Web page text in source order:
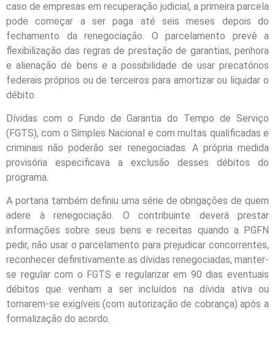
caso de empresas em recuperação judicial, a primeira parcela
pode começar a ser paga até seis meses depois do
fechamento da renegociação. O parcelamento prevê a
flexibilização das regras de prestação de garantias, penhora
e alienação de bens e a possibilidade de usar precatórios
federais próprios ou de terceiros para amortizar ou liquidar o
débito.
Dívidas com o Fundo de Garantia do Tempo de Serviço
(FGTS), com o Simples Nacional e com multas qualificadas e
criminais não poderão ser renegociadas. A própria medida
provisória especificava a exclusão desses débitos do
programa.
A portaria também definiu uma série de obrigações de quem
adere à renegociação. O contribuinte deverá prestar
informações sobre seus bens e receitas quando a PGFN
pedir, não usar o parcelamento para prejudicar concorrentes,
reconhecer definitivamente as dívidas renegociadas, manter-
se regular com o FGTS e regularizar em 90 dias eventuais
débitos que venham a ser incluídos na dívida ativa ou
tornarem-se exigíveis (com autorização de cobrança) após a
formalização do acordo.